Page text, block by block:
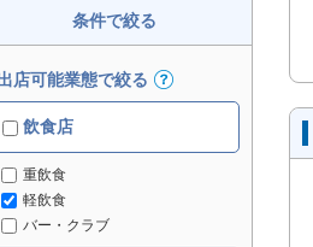
条件で絞る
店可能業態で絞る
飲食店
重飲食
軽飲食
バー・クラブ